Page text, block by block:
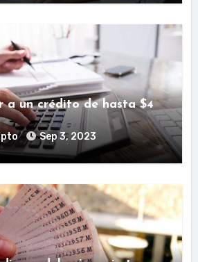
a un crédito de hasta $4
Sep 3, 2023